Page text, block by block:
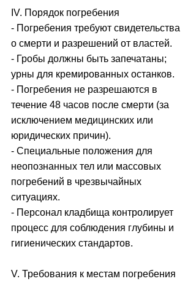
IV. Порядок погребения
- Погребения требуют свидетельства
о смерти и разрешений от властей.
- Гробы должны быть запечатаны;
урны для кремированных останков.
- Погребения не разрешаются в
течение 48 часов после смерти (за
исключением медицинских или
юридических причин).
- Специальные положения для
неопознанных тел или массовых
погребений в чрезвычайных
ситуациях.
- Персонал кладбища контролирует
процесс для соблюдения глубины и
гигиенических стандартов.
V. Требования к местам погребения